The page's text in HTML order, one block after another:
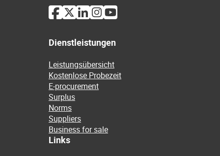
Dienstleistungen
Leistungsübersicht
Kostenlose Probezeit
E-procurement
Surplus
Norms
Suppliers
Business for sale
Links